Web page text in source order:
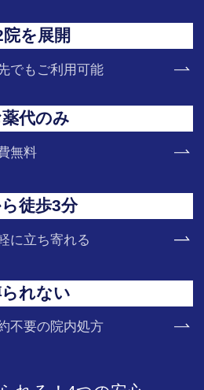
を展開
でもご利用可能
代のみ
無料
徒歩3分
に立ち寄れる
れない
不要の院内処方